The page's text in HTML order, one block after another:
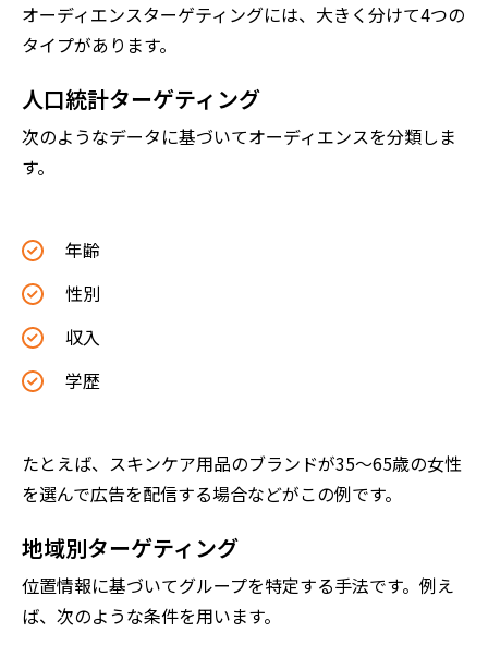
オーディエンスターゲティングには、大きく分けて4つの
タイプがあります。
人口統計ターゲティング
次のようなデータに基づいてオーディエンスを分類しま
す。
年齢
性別
収入
学歴
たとえば、スキンケア用品のブランドが35～65歳の女性
を選んで広告を配信する場合などがこの例です。
地域別ターゲティング
位置情報に基づいてグループを特定する手法です。例え
ば、次のような条件を用います。